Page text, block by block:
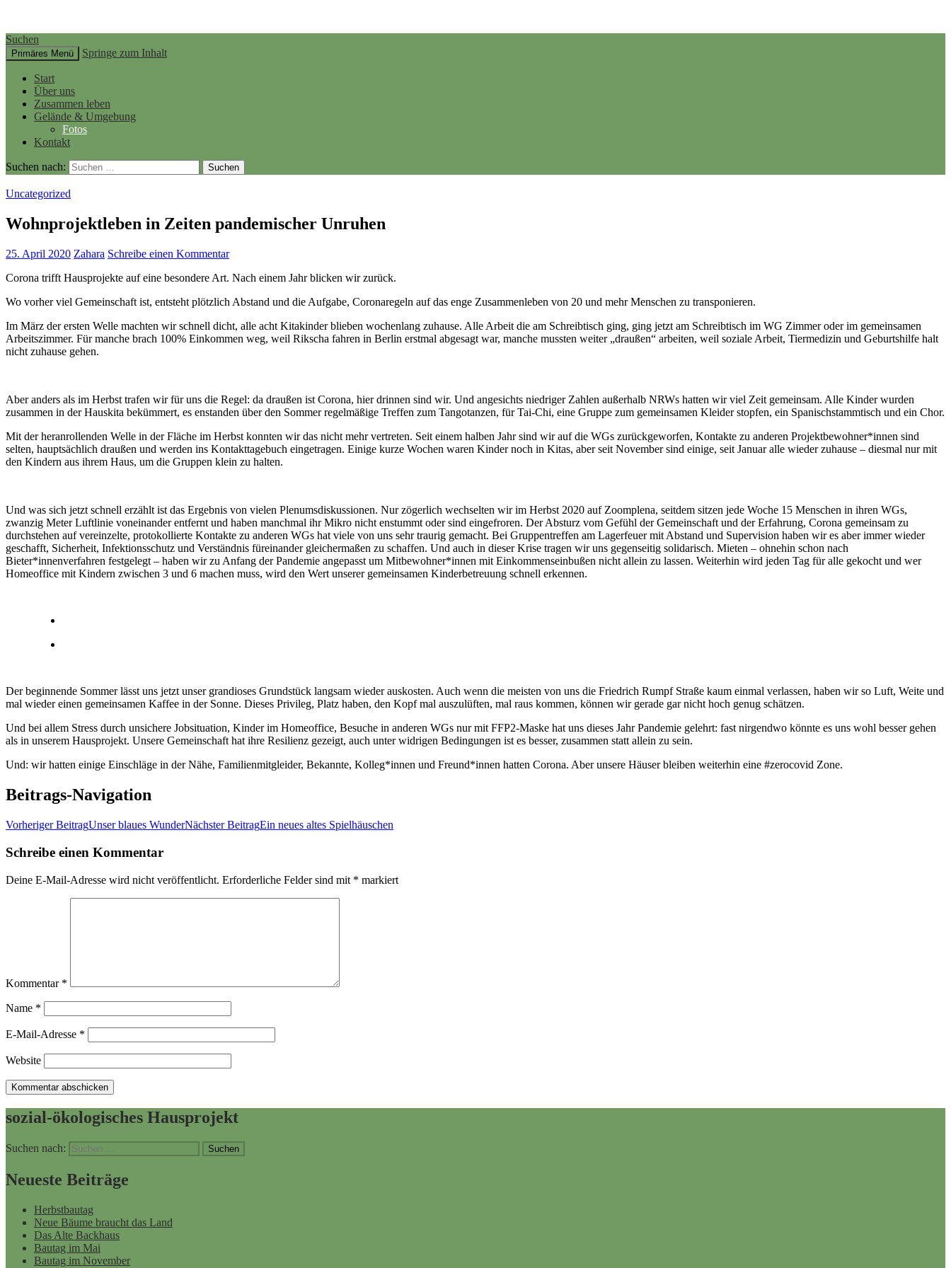
Suchen
Primäres Menü Springe zum Inhalt
Start
Über uns
Zusammen leben
Gelände & Umgebung
Fotos
Kontakt
Suchen nach:
Uncategorized
Wohnprojektleben in Zeiten pandemischer Unruhen
25. April 2020 Zahara Schreibe einen Kommentar
Corona trifft Hausprojekte auf eine besondere Art. Nach einem Jahr blicken wir zurück.
Wo vorher viel Gemeinschaft ist, entsteht plötzlich Abstand und die Aufgabe, Coronaregeln auf das enge Zusammenleben von 20 und mehr Menschen zu transponieren.
Im März der ersten Welle machten wir schnell dicht, alle acht Kitakinder blieben wochenlang zuhause. Alle Arbeit die am Schreibtisch ging, ging jetzt am Schreibtisch im WG Zimmer oder im gemeinsamen
Arbeitszimmer. Für manche brach 100% Einkommen weg, weil Rikscha fahren in Berlin erstmal abgesagt war, manche mussten weiter „draußen“ arbeiten, weil soziale Arbeit, Tiermedizin und Geburtshilfe halt
nicht zuhause gehen.
Aber anders als im Herbst trafen wir für uns die Regel: da draußen ist Corona, hier drinnen sind wir. Und angesichts niedriger Zahlen außerhalb NRWs hatten wir viel Zeit gemeinsam. Alle Kinder wurden
zusammen in der Hauskita bekümmert, es enstanden über den Sommer regelmäßige Treffen zum Tangotanzen, für Tai-Chi, eine Gruppe zum gemeinsamen Kleider stopfen, ein Spanischstammtisch und ein Chor.
Mit der heranrollenden Welle in der Fläche im Herbst konnten wir das nicht mehr vertreten. Seit einem halben Jahr sind wir auf die WGs zurückgeworfen, Kontakte zu anderen Projektbewohner*innen sind
selten, hauptsächlich draußen und werden ins Kontakttagebuch eingetragen. Einige kurze Wochen waren Kinder noch in Kitas, aber seit November sind einige, seit Januar alle wieder zuhause – diesmal nur mit
den Kindern aus ihrem Haus, um die Gruppen klein zu halten.
Und was sich jetzt schnell erzählt ist das Ergebnis von vielen Plenumsdiskussionen. Nur zögerlich wechselten wir im Herbst 2020 auf Zoomplena, seitdem sitzen jede Woche 15 Menschen in ihren WGs,
zwanzig Meter Luftlinie voneinander entfernt und haben manchmal ihr Mikro nicht enstummt oder sind eingefroren. Der Absturz vom Gefühl der Gemeinschaft und der Erfahrung, Corona gemeinsam zu
durchstehen auf vereinzelte, protokollierte Kontakte zu anderen WGs hat viele von uns sehr traurig gemacht. Bei Gruppentreffen am Lagerfeuer mit Abstand und Supervision haben wir es aber immer wieder
geschafft, Sicherheit, Infektionsschutz und Verständnis füreinander gleichermaßen zu schaffen. Und auch in dieser Krise tragen wir uns gegenseitig solidarisch. Mieten – ohnehin schon nach
Bieter*innenverfahren festgelegt – haben wir zu Anfang der Pandemie angepasst um Mitbewohner*innen mit Einkommenseinbußen nicht allein zu lassen. Weiterhin wird jeden Tag für alle gekocht und wer
Homeoffice mit Kindern zwischen 3 und 6 machen muss, wird den Wert unserer gemeinsamen Kinderbetreuung schnell erkennen.
Der beginnende Sommer lässt uns jetzt unser grandioses Grundstück langsam wieder auskosten. Auch wenn die meisten von uns die Friedrich Rumpf Straße kaum einmal verlassen, haben wir so Luft, Weite und
mal wieder einen gemeinsamen Kaffee in der Sonne. Dieses Privileg, Platz haben, den Kopf mal auszulüften, mal raus kommen, können wir gerade gar nicht hoch genug schätzen.
Und bei allem Stress durch unsichere Jobsituation, Kinder im Homeoffice, Besuche in anderen WGs nur mit FFP2-Maske hat uns dieses Jahr Pandemie gelehrt: fast nirgendwo könnte es uns wohl besser gehen
als in unserem Hausprojekt. Unsere Gemeinschaft hat ihre Resilienz gezeigt, auch unter widrigen Bedingungen ist es besser, zusammen statt allein zu sein.
Und: wir hatten einige Einschläge in der Nähe, Familienmitgleider, Bekannte, Kolleg*innen und Freund*innen hatten Corona. Aber unsere Häuser bleiben weiterhin eine #zerocovid Zone.
Beitrags-Navigation
Vorheriger BeitragUnser blaues WunderNächster BeitragEin neues altes Spielhäuschen
Schreibe einen Kommentar
Deine E-Mail-Adresse wird nicht veröffentlicht. Erforderliche Felder sind mit * markiert
Kommentar *
Name *
E-Mail-Adresse *
Website
sozial-ökologisches Hausprojekt
Suchen nach:
Neueste Beiträge
Herbstbautag
Neue Bäume braucht das Land
Das Alte Backhaus
Bautag im Mai
Bautag im November